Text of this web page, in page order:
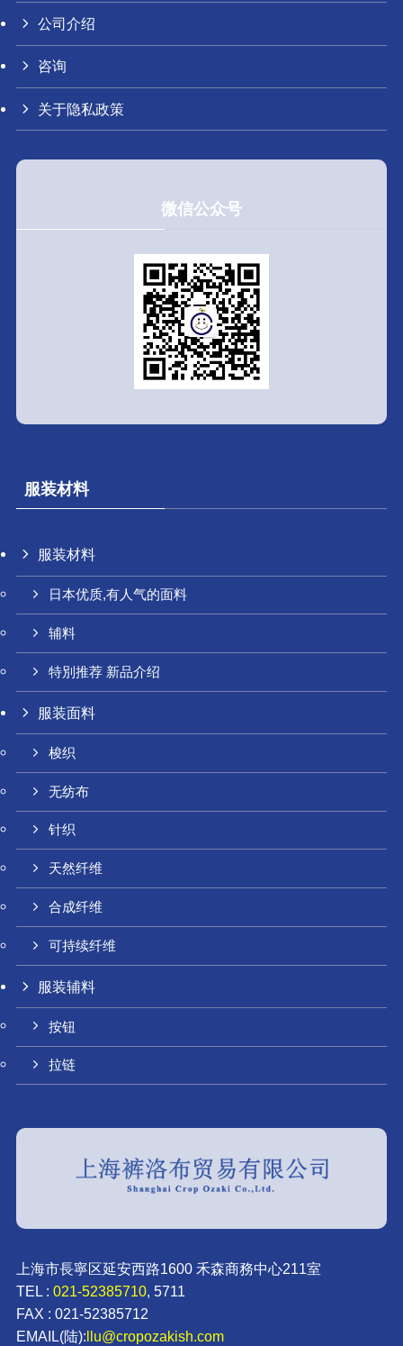
公司介绍
咨询
关于隐私政策
微信公众号
服装材料
服装材料
日本优质,有人气的面料
辅料
特別推荐 新品介绍
服装面料
梭织
无纺布
针织
天然纤维
合成纤维
可持续纤维
服装辅料
按钮
拉链
上海市長寧区延安西路1600 禾森商務中心211室
TEL : 021-52385710, 5711
FAX : 021-52385712
EMAIL(陆):llu@cropozakish.com